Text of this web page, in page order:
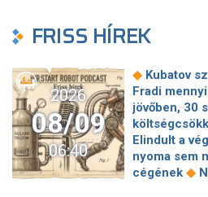
FRISS HÍREK
2026
08/09
06:40
◆ Kubatov
Fradi
jövőben, 30
Elindult a
nyoma sem
cégének ◆